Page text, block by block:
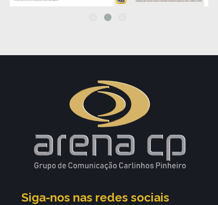
Siga-nos nas redes sociais